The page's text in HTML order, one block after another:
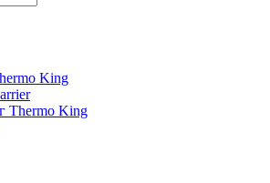
King
Thermo King